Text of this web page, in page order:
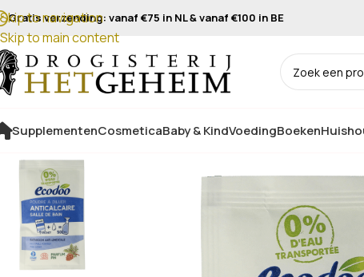
Skip to navigation
Skip to main content
Gratis verzending: vanaf €75 in NL & vanaf €100 in BE
SupplementenCosmeticaBaby & KindVoedingBoeken